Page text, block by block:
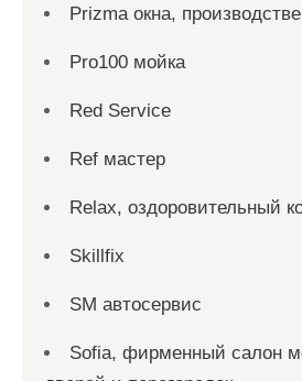
Prizma окна,
Pro100 мойка
Red Service
Ref мастер
Relax, оздоровительный
Skillfix
SM автосервис
Sofia, фирменный салон